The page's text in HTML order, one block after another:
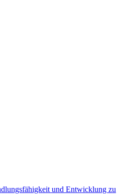
und Entwicklung zu